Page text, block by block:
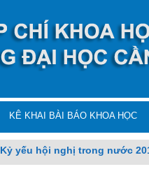
KÊ KHAI BÀI BÁO KHOA HỌC
Kỷ yếu hội nghị trong nước